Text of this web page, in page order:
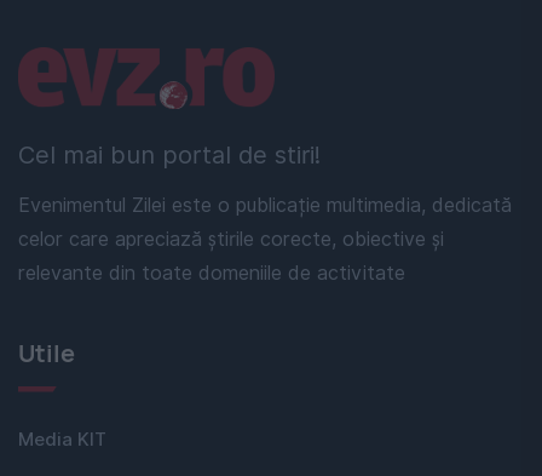
Cel mai bun portal de stiri!
Evenimentul Zilei este o publicație multimedia, dedicată
celor care apreciază știrile corecte, obiective și
relevante din toate domeniile de activitate
Linkuri utile
Utile
Media KIT